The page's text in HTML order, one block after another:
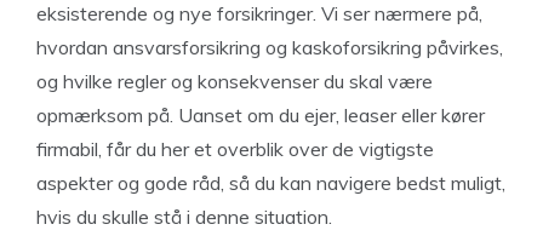
eksisterende og nye forsikringer. Vi ser nærmere på,
hvordan ansvarsforsikring og kaskoforsikring påvirkes,
og hvilke regler og konsekvenser du skal være
opmærksom på. Uanset om du ejer, leaser eller kører
firmabil, får du her et overblik over de vigtigste
aspekter og gode råd, så du kan navigere bedst muligt,
hvis du skulle stå i denne situation.